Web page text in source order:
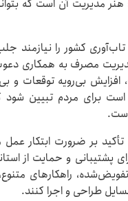
مدیریت آن است که
کشور را نیازمند
مصرف به همکاری دعوت
افزایش بی‌رویه توقعات
برای مردم تبیین شود
بر ضرورت ابتکار
پشتیبانی و حمایت از
تفویض‌شده، راهکارهای
طراحی و اجرا کنند.